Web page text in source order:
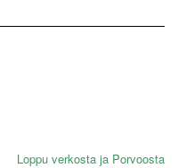
Loppu verkosta ja Porvoosta